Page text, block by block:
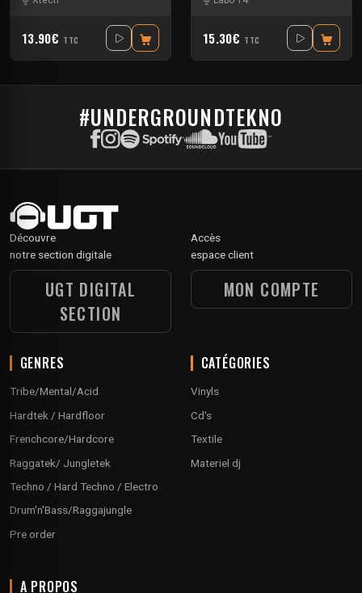
13.90€ TTC 15.30€ TTC
#UNDERGROUNDTEKNO
Découvre
notre section digitale
UGT DIGITAL
SECTION
Accès
espace client
MON COMPTE
GENRES
Tribe/Mental/Acid
Hardtek / Hardfloor
Frenchcore/Hardcore
Raggatek/ Jungletek
Techno / Hard Techno / Electro
Drum'n'Bass/Raggajungle
Pre order
CATÉGORIES
Vinyls
Cd's
Textile
Materiel dj
A PROPOS